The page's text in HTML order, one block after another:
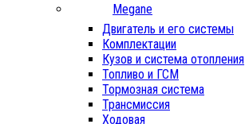
Megane
Двигатель и его системы
Комплектации
Кузов и система отопления
Топливо и ГСМ
Тормозная система
Трансмиссия
Ходовая